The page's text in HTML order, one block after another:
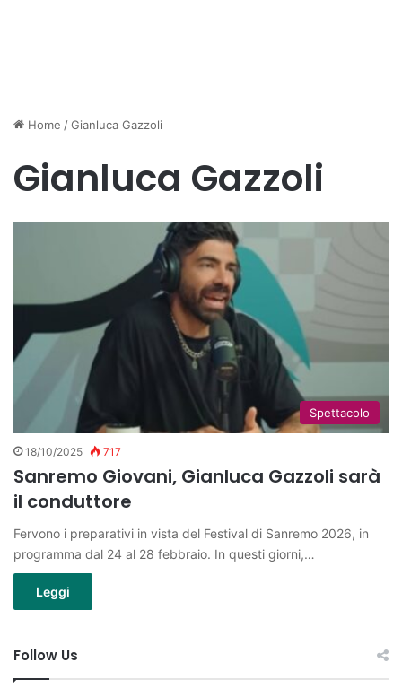
Home /Gianluca Gazzoli
Gianluca Gazzoli
Spettacolo
18/10/2025 717
Sanremo Giovani, Gianluca Gazzoli sarà
il conduttore
Fervono i preparativi in vista del Festival di Sanremo 2026, in
programma dal 24 al 28 febbraio. In questi giorni,…
Leggi
Follow Us